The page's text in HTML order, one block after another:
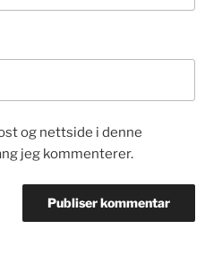
og nettside i denne
jeg kommenterer.